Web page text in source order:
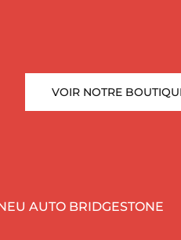
VOIR NOTRE
AUTO BRIDGESTONE